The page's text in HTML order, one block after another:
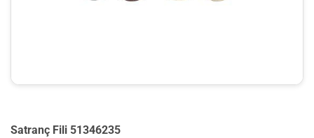
Satranç Fili 51346235